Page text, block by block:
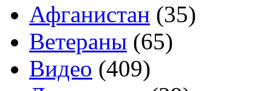
Афганистан (35)
Ветераны (65)
Видео (409)